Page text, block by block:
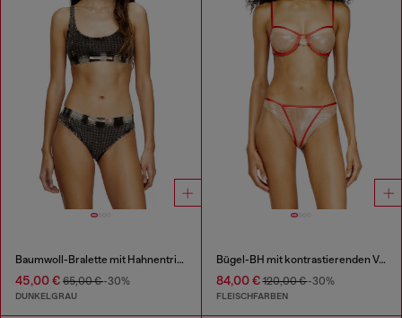
Baumwoll-Bralette mit Hahnentrittmuster
45,00 € 65,00 €-30%
DUNKELGRAU
Bügel-BH mit kontrastierenden Verzierungen
84,00 €120,00 €-30%
FLEISCHFARBEN